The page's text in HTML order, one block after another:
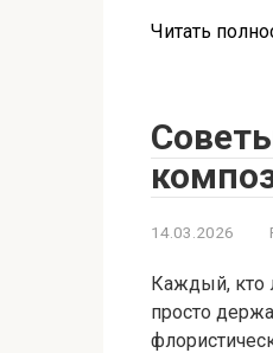
Читать
14.03.2026
Каждый, кто
просто